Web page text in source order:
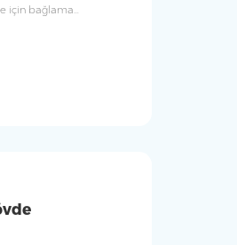
için bağlama